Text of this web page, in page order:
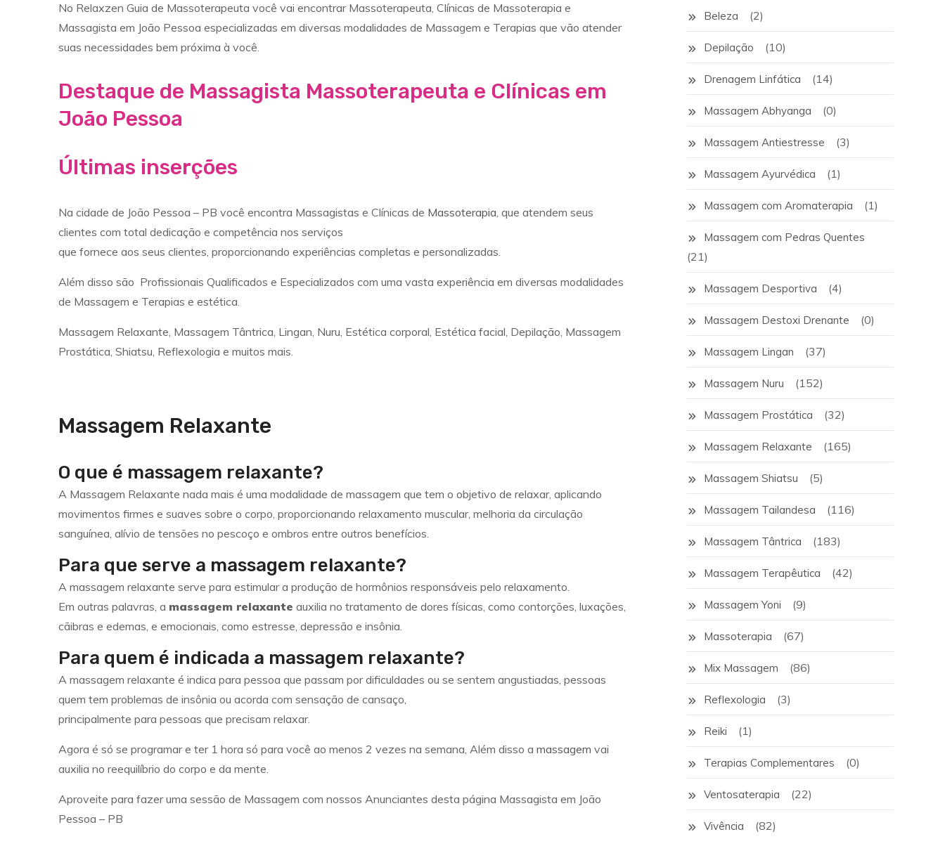
No Relaxzen Guia de Massoterapeuta você vai encontrar Massoterapeuta, Clínicas de Massoterapia e
Massagista em João Pessoa especializadas em diversas modalidades de Massagem e Terapias que vão atender
suas necessidades bem próxima à você.
Destaque de Massagista Massoterapeuta e Clínicas em
João Pessoa
Últimas inserções
Na cidade de João Pessoa – PB você encontra Massagistas e Clínicas de Massoterapia, que atendem seus
clientes com total dedicação e competência nos serviços
que fornece aos seus clientes, proporcionando experiências completas e personalizadas.
Além disso são Profissionais Qualificados e Especializados com uma vasta experiência em diversas modalidades
de Massagem e Terapias e estética.
Massagem Relaxante, Massagem Tântrica, Lingan, Nuru, Estética corporal, Estética facial, Depilação, Massagem
Prostática, Shiatsu, Reflexologia e muitos mais.
Massagem Relaxante
O que é massagem relaxante?
A Massagem Relaxante nada mais é uma modalidade de massagem que tem o objetivo de relaxar, aplicando
movimentos firmes e suaves sobre o corpo, proporcionando relaxamento muscular, melhoria da circulação
sanguínea, alívio de tensões no pescoço e ombros entre outros benefícios.
Para que serve a massagem relaxante?
A massagem relaxante serve para estimular a produção de hormônios responsáveis pelo relaxamento.
Em outras palavras, a massagem relaxante auxilia no tratamento de dores físicas, como contorções, luxações,
cãibras e edemas, e emocionais, como estresse, depressão e insônia.
Para quem é indicada a massagem relaxante?
A massagem relaxante é indica para pessoa que passam por dificuldades ou se sentem angustiadas, pessoas
quem tem problemas de insônia ou acorda com sensação de cansaço,
principalmente para pessoas que precisam relaxar.
Agora é só se programar e ter 1 hora só para você ao menos 2 vezes na semana, Além disso a massagem vai
auxilia no reequilíbrio do corpo e da mente.
Aproveite para fazer uma sessão de Massagem com nossos Anunciantes desta página Massagista em João
Pessoa – PB
Beleza (2)
Depilação (10)
Drenagem Linfática (14)
Massagem Abhyanga (0)
Massagem Antiestresse (3)
Massagem Ayurvédica (1)
Massagem com Aromaterapia (1)
Massagem com Pedras Quentes
(21)
Massagem Desportiva (4)
Massagem Destoxi Drenante (0)
Massagem Lingan (37)
Massagem Nuru (152)
Massagem Prostática (32)
Massagem Relaxante (165)
Massagem Shiatsu (5)
Massagem Tailandesa (116)
Massagem Tântrica (183)
Massagem Terapêutica (42)
Massagem Yoni (9)
Massoterapia (67)
Mix Massagem (86)
Reflexologia (3)
Reiki (1)
Terapias Complementares (0)
Ventosaterapia (22)
Vivência (82)